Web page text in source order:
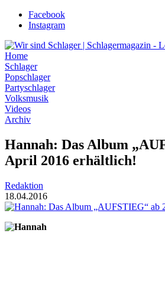
Zum
Inhalt
Facebook
Instagram
Home
Schlager
Popschlager
Partyschlager
Volksmusik
Videos
Archiv
Hannah: Das Album
April 2016 erhältlich!
Redaktion
18.04.2016